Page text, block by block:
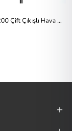
Eheim Air 200 Çift Çıkışlı Hava Motoru